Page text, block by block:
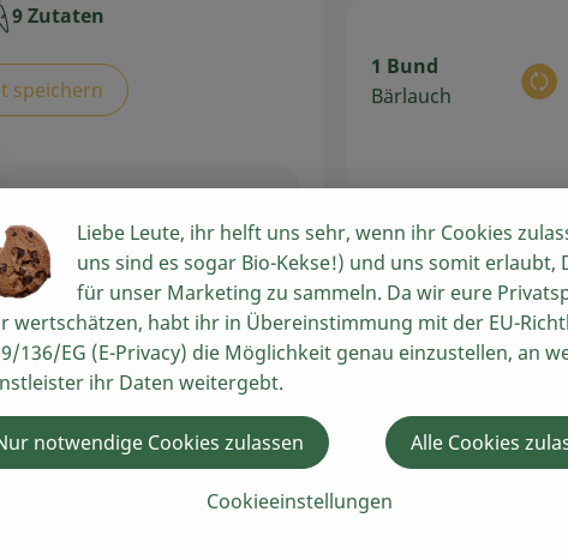
9 Zutaten
speichern
in
und
den
1 Bund
Bärlauch
2 Stk
Fleischtomaten
Du hast
Liebe Leute, ihr helft uns sehr, wenn ihr Cookies
uns sind es sogar Bio-Kekse!) und uns somit erlaubt,
für unser Marketing zu sammeln. Da wir eure
wertschätzen, habt ihr in Übereinstimmung mit der EU-
136/EG (E-Privacy) die Möglichkeit genau einzustellen, an
ihr Daten weitergebt.
Cookieeinstellungen
notwendige Cookies zulassen Alle Cookies